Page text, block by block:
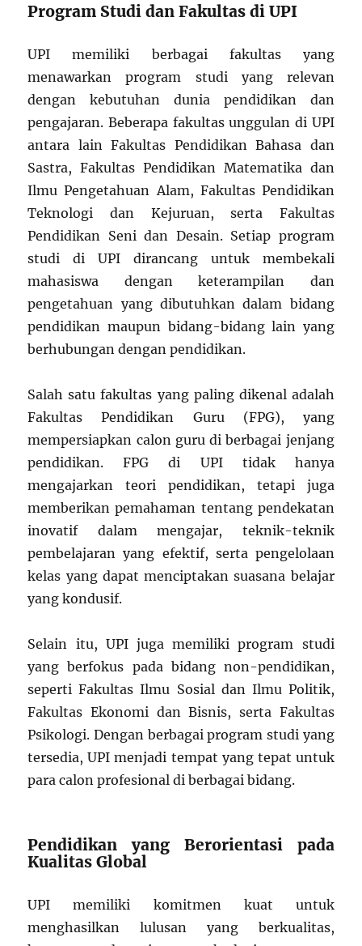
Program Studi dan Fakultas di UPI
UPI memiliki berbagai fakultas yang
menawarkan program studi yang relevan
dengan kebutuhan dunia pendidikan dan
pengajaran. Beberapa fakultas unggulan di UPI
antara lain Fakultas Pendidikan Bahasa dan
Sastra, Fakultas Pendidikan Matematika dan
Ilmu Pengetahuan Alam, Fakultas Pendidikan
Teknologi dan Kejuruan, serta Fakultas
Pendidikan Seni dan Desain. Setiap program
studi di UPI dirancang untuk membekali
mahasiswa dengan keterampilan dan
pengetahuan yang dibutuhkan dalam bidang
pendidikan maupun bidang-bidang lain yang
berhubungan dengan pendidikan.
Salah satu fakultas yang paling dikenal adalah
Fakultas Pendidikan Guru (FPG), yang
mempersiapkan calon guru di berbagai jenjang
pendidikan. FPG di UPI tidak hanya
mengajarkan teori pendidikan, tetapi juga
memberikan pemahaman tentang pendekatan
inovatif dalam mengajar, teknik-teknik
pembelajaran yang efektif, serta pengelolaan
kelas yang dapat menciptakan suasana belajar
yang kondusif.
Selain itu, UPI juga memiliki program studi
yang berfokus pada bidang non-pendidikan,
seperti Fakultas Ilmu Sosial dan Ilmu Politik,
Fakultas Ekonomi dan Bisnis, serta Fakultas
Psikologi. Dengan berbagai program studi yang
tersedia, UPI menjadi tempat yang tepat untuk
para calon profesional di berbagai bidang.
Pendidikan yang Berorientasi pada
Kualitas Global
UPI memiliki komitmen kuat untuk
menghasilkan lulusan yang berkualitas,